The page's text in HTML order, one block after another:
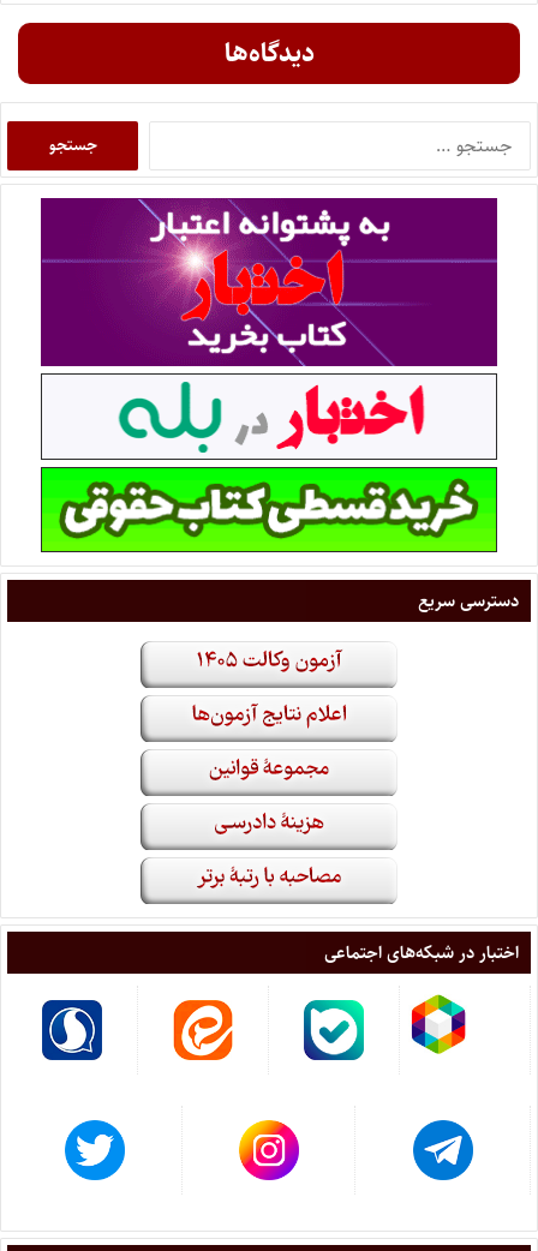
دیدگاه‌ها
دسترسی سریع
اختبار در شبکه‌های اجتماعی